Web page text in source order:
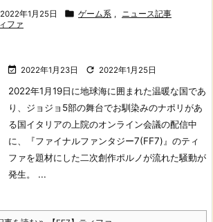
2022年1月25日  ゲーム系 , ニュース記事
ファ
 2022年1月23日  2022年1月25日
2022年1月19日に地球海に囲まれた温暖な国であ
り、ジョジョ5部の舞台でお馴染みのナポリがあ
る国イタリアの上院のオンライン会議の配信中
に、『ファイナルファンタジー7(FF7)』のティ
ファを題材にした二次創作ポルノが流れた騒動が
発生。 ...